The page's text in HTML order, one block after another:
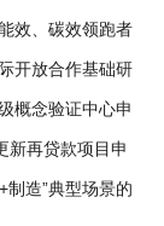
效、碳效领跑者
开放合作基础研
概念验证中心申
新再贷款项目申
制造”典型场景的